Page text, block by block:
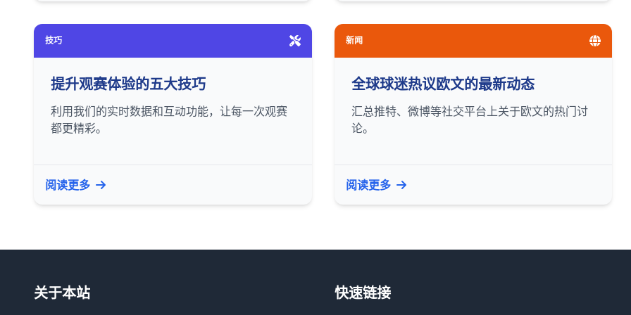
技巧
提升观赛体验的五大技巧
利用我们的实时数据和互动功能，让每一次观赛
都更精彩。
阅读更多
新闻
全球球迷热议欧文的最新动态
汇总推特、微博等社交平台上关于欧文的热门讨
论。
阅读更多
关于本站 快速链接